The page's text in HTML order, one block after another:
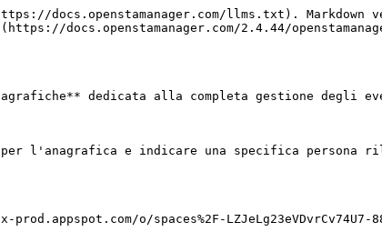
docs.openstamanager.com/llms.txt). Markdown
docs.openstamanager.com/2.4.44/
dedicata alla completa gestione
l'anagrafica e indicare una specifica
o/spaces%2F-LZJeLg23eVDvrCv74U7-